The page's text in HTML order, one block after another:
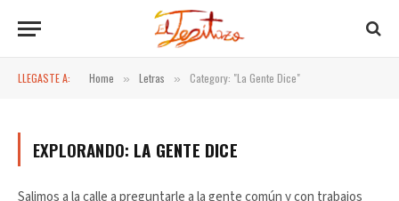
LLEGASTE A: Home » Letras » Category: "La Gente Dice"
EXPLORANDO: LA GENTE DICE
Salimos a la calle a preguntarle a la gente común y con trabajos